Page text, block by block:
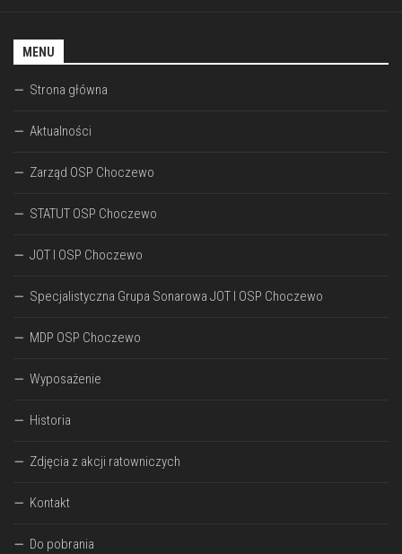
MENU
Strona główna
Aktualności
Zarząd OSP Choczewo
STATUT OSP Choczewo
JOT I OSP Choczewo
Specjalistyczna Grupa Sonarowa JOT I OSP Choczewo
MDP OSP Choczewo
Wyposażenie
Historia
Zdjęcia z akcji ratowniczych
Kontakt
Do pobrania